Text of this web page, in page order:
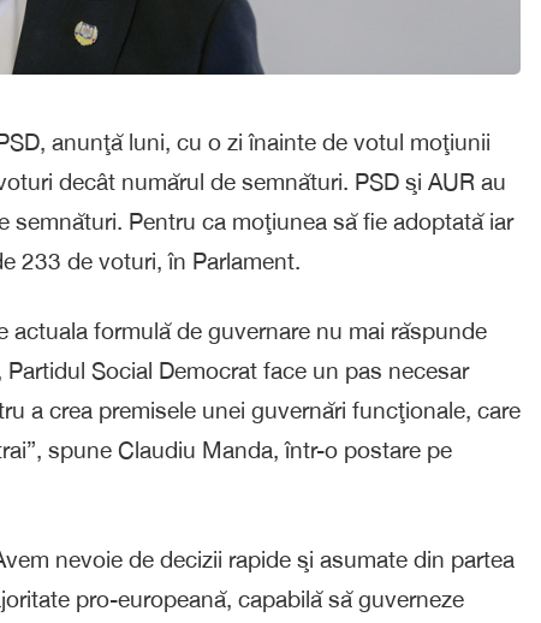
anunţă luni, cu o zi înainte de votul moţiunii
decât numărul de semnături. PSD şi AUR au
semnături. Pentru ca moţiunea să fie adoptată iar
233 de voturi, în Parlament.
actuala formulă de guvernare nu mai răspunde
Partidul Social Democrat face un pas necesar
a crea premisele unei guvernări funcţionale, care
spune Claudiu Manda, într-o postare pe
nevoie de decizii rapide şi asumate din partea
pro-europeană, capabilă să guverneze